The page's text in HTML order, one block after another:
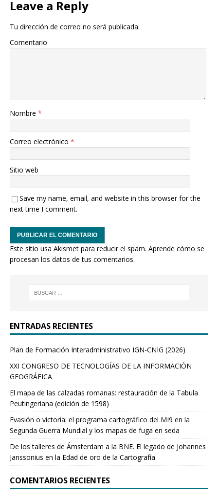
Leave a Reply
Tu dirección de correo no será publicada.
Comentario
Nombre *
Correo electrónico *
Sitio web
Save my name, email, and website in this browser for the
next time I comment.
Este sitio usa Akismet para reducir el spam. Aprende cómo se
procesan los datos de tus comentarios.
ENTRADAS RECIENTES
Plan de Formación Interadministrativo IGN-CNIG (2026)
XXI CONGRESO DE TECNOLOGÍAS DE LA INFORMACIÓN
GEOGRÁFICA
El mapa de las calzadas romanas: restauración de la Tabula
Peutingeriana (edición de 1598)
Evasión o victoria: el programa cartográfico del MI9 en la
Segunda Guerra Mundial y los mapas de fuga en seda
De los talleres de Ámsterdam a la BNE. El legado de Johannes
Janssonius en la Edad de oro de la Cartografía
COMENTARIOS RECIENTES